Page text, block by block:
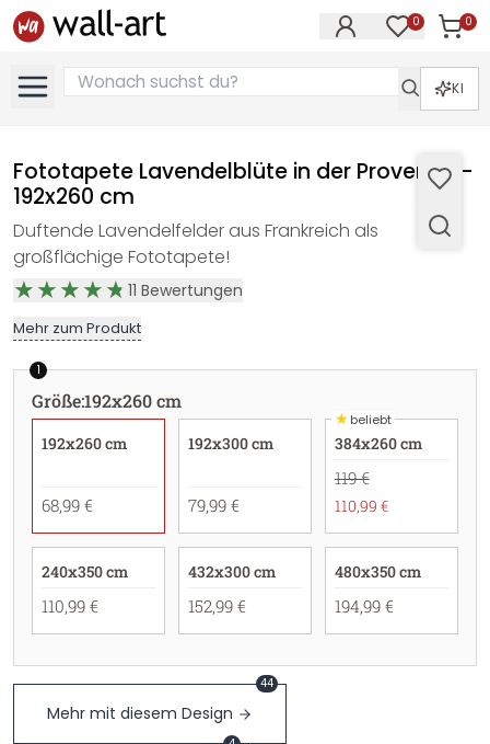
0 0
KI
Fototapete Lavendelblüte in der Provence -
192x260 cm
Duftende Lavendelfelder aus Frankreich als
großflächige Fototapete!
11 Bewertungen
Mehr zum Produkt
1
Größe:192x260 cm
192x260 cm
68,99 €
192x300 cm
79,99 €
★beliebt
384x260 cm
119 €
110,99 €
240x350 cm
110,99 €
432x300 cm
152,99 €
480x350 cm
194,99 €
Mehr mit diesem Design
44